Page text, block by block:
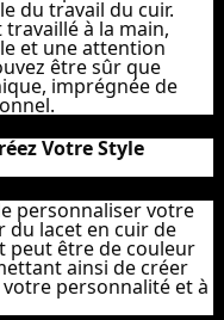
du travail du cuir.
à la main,
et une attention
être sûr que
imprégnée de
Votre Style
personnaliser votre
du lacet en cuir de
peut être de couleur
ainsi de créer
personnalité et à